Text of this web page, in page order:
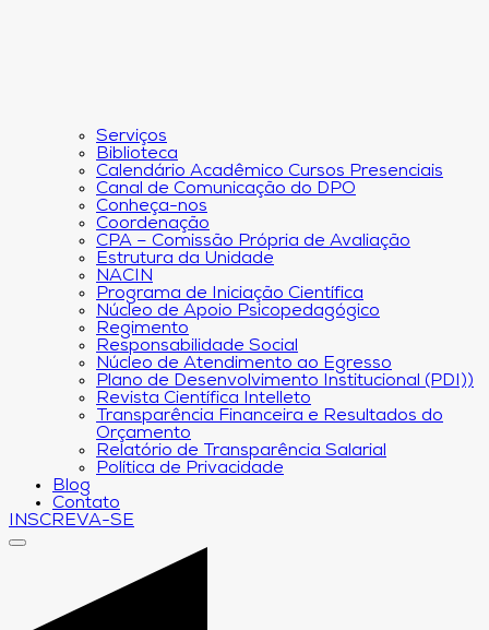
Serviços
Biblioteca
Calendário Acadêmico Cursos Presenciais
Canal de Comunicação do DPO
Conheça-nos
Coordenação
CPA – Comissão Própria de Avaliação
Estrutura da Unidade
NACIN
Programa de Iniciação Científica
Núcleo de Apoio Psicopedagógico
Regimento
Responsabilidade Social
Núcleo de Atendimento ao Egresso
Plano de Desenvolvimento Institucional (PDI))
Revista Científica Intelleto
Transparência Financeira e Resultados do
Orçamento
Relatório de Transparência Salarial
Política de Privacidade
Blog
Contato
INSCREVA-SE